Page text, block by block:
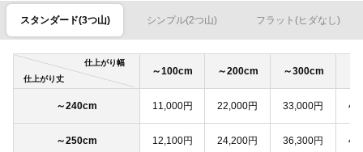
スタンダード(3つ山) シンプル(2つ山) フラット(ヒダなし)
仕上がり幅
仕上がり丈
～100cm ～200cm ～300cm
～240cm 11,000円 22,000円 33,000円
～250cm 12,100円 24,200円 36,300円